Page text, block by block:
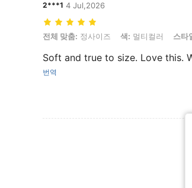
2***1 4 Jul,2026
전체 맞춤: 정사이즈, 색: 멀티컬러, 스타일 유
전체 맞춤: 정사이즈 색: 멀티컬러 스타
Soft and true to size. Love this.
번역